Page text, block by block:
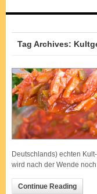
Tag Archives:
Deutschlands) echten
wird nach der Wende
Continue Reading